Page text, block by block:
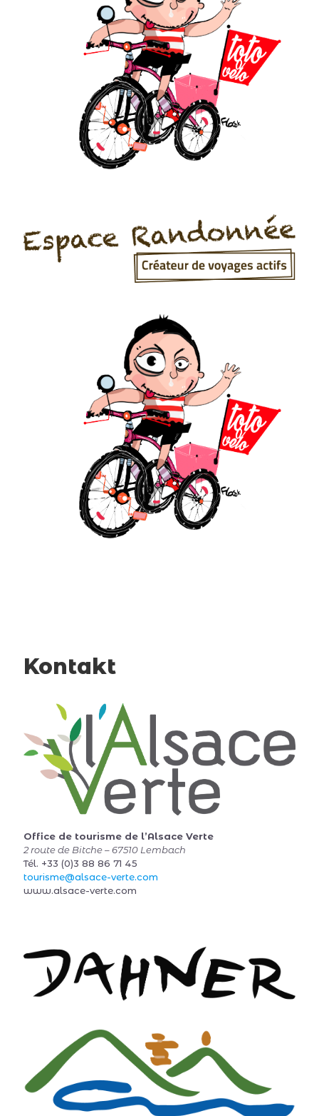
Kontakt
Office de tourisme de l’Alsace Verte
2 route de Bitche – 67510 Lembach
Tél. +33 (0)3 88 86 71 45
tourisme@alsace-verte.com
www.alsace-verte.com